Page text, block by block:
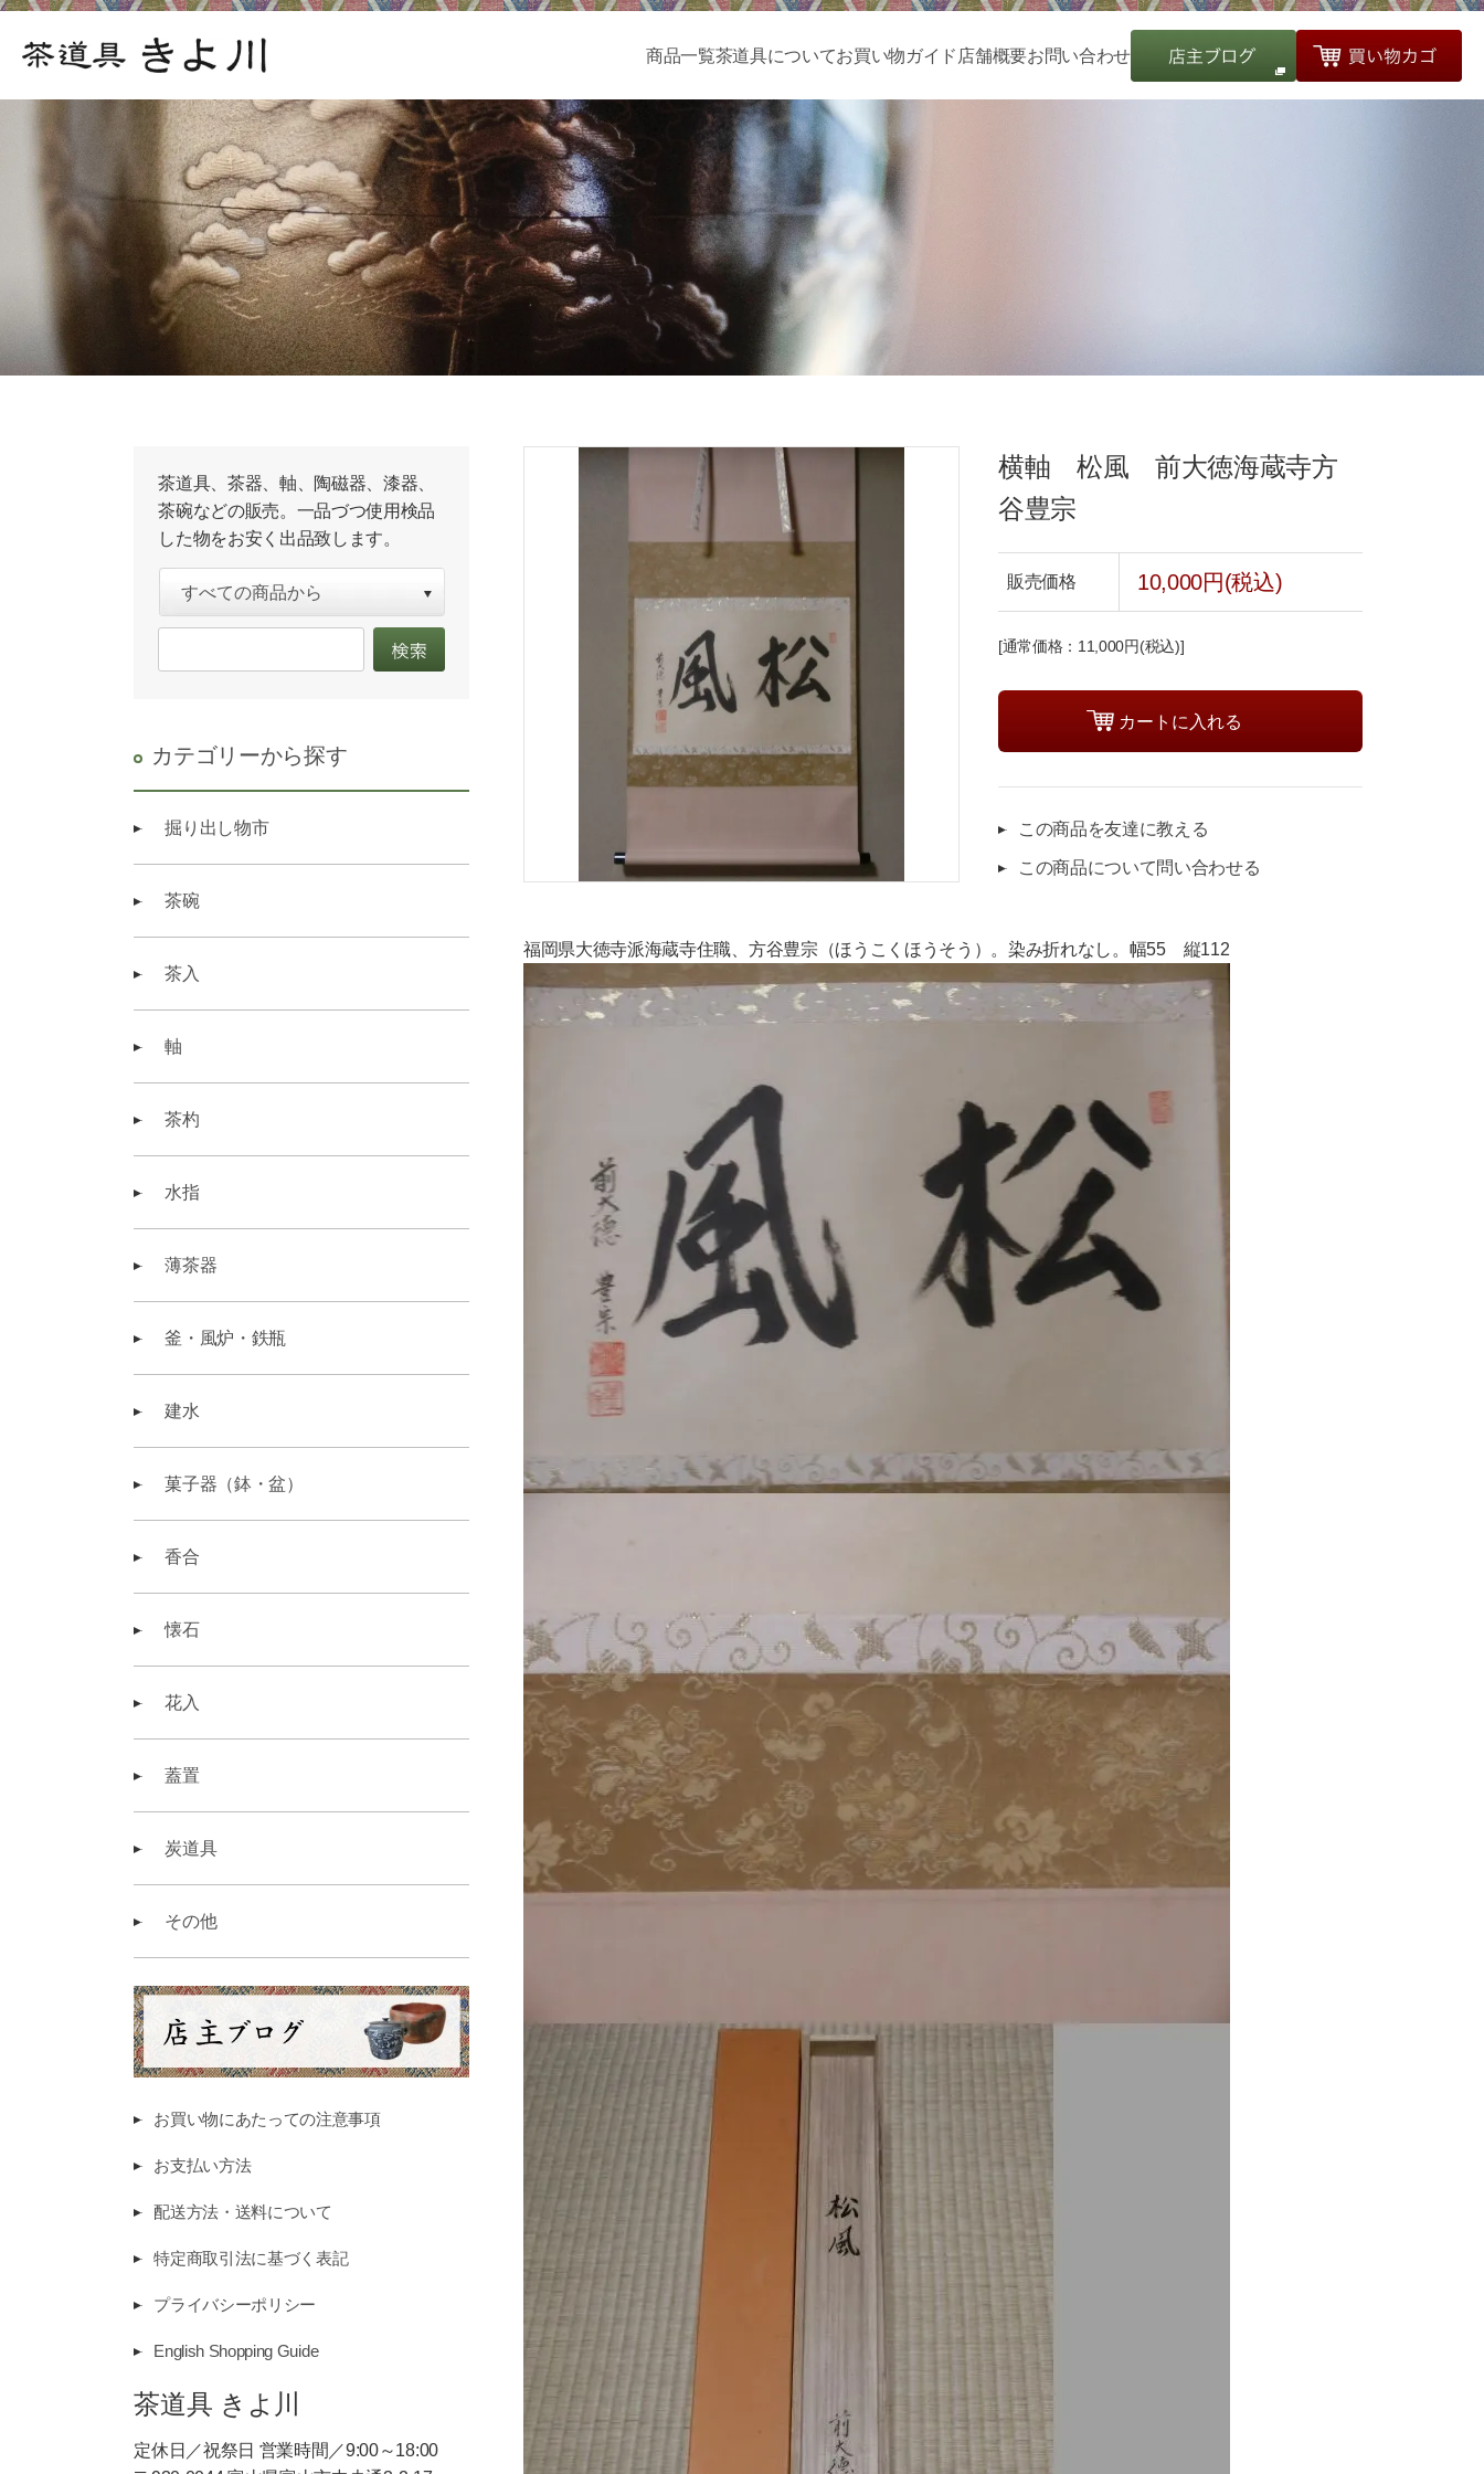
商品一覧茶道具についてお買い物ガイド 店舗概要お問い合わせ
横軸 松風 前大徳海蔵寺方
谷豊宗
販売価格 10,000円(税込)
[通常価格：11,000円(税込)]
この商品を友達に教える
この商品について問い合わせる
福岡県大徳寺派海蔵寺住職、方谷豊宗（ほうこくほうそう）。染み折れなし。幅55 縦112
茶道具、茶器、軸、陶磁器、漆器、
茶碗などの販売。一品づつ使用検品
した物をお安く出品致します。
カテゴリーから探す
掘り出し物市
茶碗
茶入
軸
茶杓
水指
薄茶器
釜・風炉・鉄瓶
建水
菓子器（鉢・盆）
香合
懐石
花入
蓋置
炭道具
その他
お買い物にあたっての注意事項
お支払い方法
配送方法・送料について
特定商取引法に基づく表記
プライバシーポリシー
English Shopping Guide
茶道具 きよ川
定休日／祝祭日 営業時間／9:00～18:00